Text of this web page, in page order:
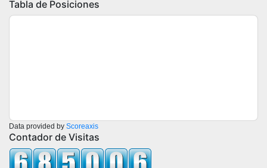
Tabla de Posiciones
Data provided by Scoreaxis
Contador de Visitas